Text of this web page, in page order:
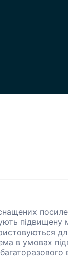
підвищену
в умовах